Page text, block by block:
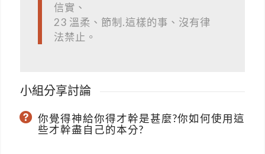
信實、
23 溫柔、節制.這樣的事、沒有律
法禁止。
小組分享討論
你覺得神給你得才幹是甚麼?你如何使用這
些才幹盡自己的本分?